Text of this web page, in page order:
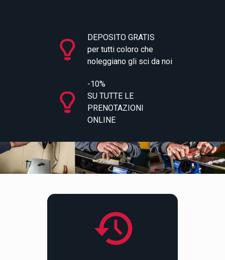
DEPOSITO GRATIS
per tutti coloro che
noleggiano gli sci da noi
-10%
SU TUTTE LE
PRENOTAZIONI
ONLINE